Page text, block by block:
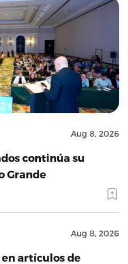
Aug 8, 2026
continúa su
Grande
Aug 8, 2026
artículos de